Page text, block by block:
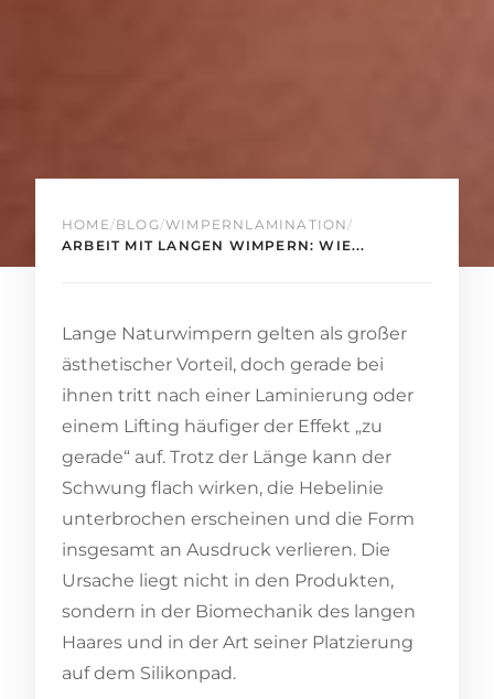
HOME/BLOG/WIMPERNLAMINATION/
ARBEIT MIT LANGEN WIMPERN: WIE...
Lange Naturwimpern gelten als großer
ästhetischer Vorteil, doch gerade bei
ihnen tritt nach einer Laminierung oder
einem Lifting häufiger der Effekt „zu
gerade“ auf. Trotz der Länge kann der
Schwung flach wirken, die Hebelinie
unterbrochen erscheinen und die Form
insgesamt an Ausdruck verlieren. Die
Ursache liegt nicht in den Produkten,
sondern in der Biomechanik des langen
Haares und in der Art seiner Platzierung
auf dem Silikonpad.